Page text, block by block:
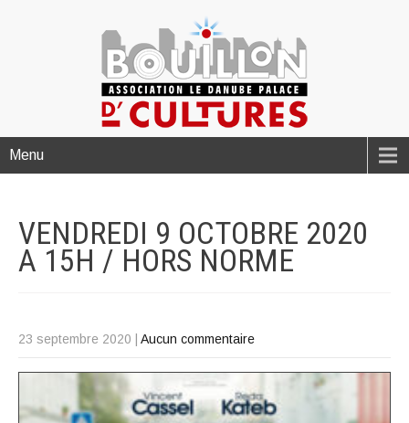
Menu
VENDREDI 9 OCTOBRE 2020
A 15H / HORS NORME
23 septembre 2020 Aucun commentaire